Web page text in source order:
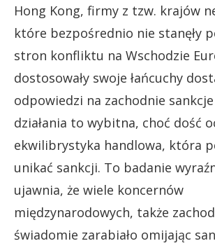
Hong Kong, firmy z tzw. krajów
które bezpośrednio nie stanęły
stron konfliktu na Wschodzie
dostosowały swoje łańcuchy
odpowiedzi na zachodnie sankcje
działania to wybitna, choć dość
ekwilibrystyka handlowa, która
unikać sankcji. To badanie
ujawnia, że wiele koncernów
międzynarodowych, także
świadomie zarabiało omijając